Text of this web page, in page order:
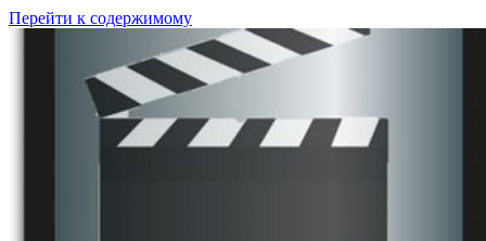
Перейти к содержимому